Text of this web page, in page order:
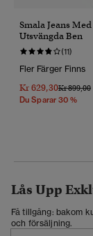
Smala Jeans
Utsvängda Ben
(11)
Fler Färger Finns
Kr 629,30Pris
Kr 899,00
Du Sparar 30 %
Lås Upp
Få tillgång: bakom
och försäljning.